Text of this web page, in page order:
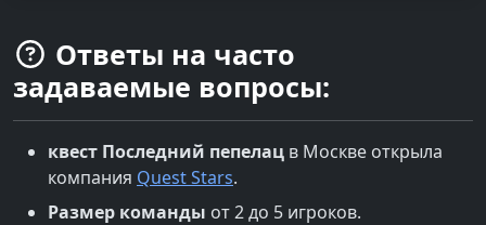
Ответы на часто
задаваемые вопросы:
квест Последний пепелац в Москве открыла
компания Quest Stars.
Размер команды от 2 до 5 игроков.